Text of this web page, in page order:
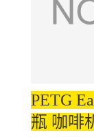
PETG
瓶 咖啡